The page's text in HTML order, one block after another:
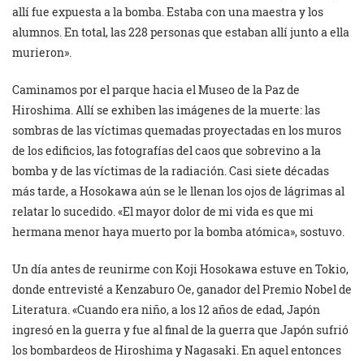
allí fue expuesta a la bomba. Estaba con una maestra y los
alumnos. En total, las 228 personas que estaban allí junto a ella
murieron».
Caminamos por el parque hacia el Museo de la Paz de
Hiroshima. Allí se exhiben las imágenes de la muerte: las
sombras de las víctimas quemadas proyectadas en los muros
de los edificios, las fotografías del caos que sobrevino a la
bomba y de las víctimas de la radiación. Casi siete décadas
más tarde, a Hosokawa aún se le llenan los ojos de lágrimas al
relatar lo sucedido. «El mayor dolor de mi vida es que mi
hermana menor haya muerto por la bomba atómica», sostuvo.
Un día antes de reunirme con Koji Hosokawa estuve en Tokio,
donde entrevisté a Kenzaburo Oe, ganador del Premio Nobel de
Literatura. «Cuando era niño, a los 12 años de edad, Japón
ingresó en la guerra y fue al final de la guerra que Japón sufrió
los bombardeos de Hiroshima y Nagasaki. En aquel entonces